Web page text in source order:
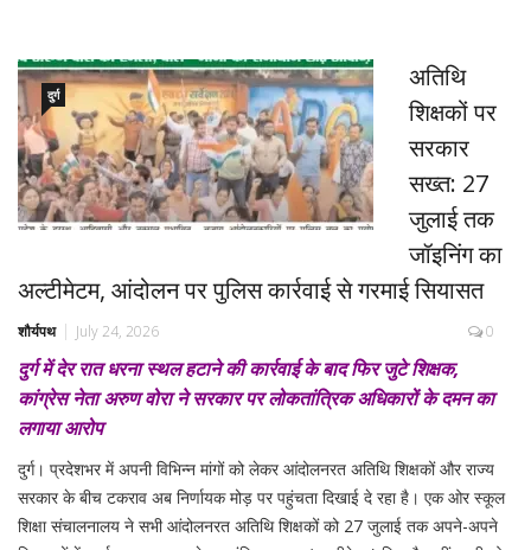
दुर्ग
अतिथि
शिक्षकों पर
सरकार
सख्त: 27
जुलाई तक
जॉइनिंग का
अल्टीमेटम, आंदोलन पर पुलिस कार्रवाई से गरमाई सियासत
शौर्यपथ July 24, 2026 0
दुर्ग में देर रात धरना स्थल हटाने की कार्रवाई के बाद फिर जुटे शिक्षक,
कांग्रेस नेता अरुण वोरा ने सरकार पर लोकतांत्रिक अधिकारों के दमन का
लगाया आरोप
दुर्ग। प्रदेशभर में अपनी विभिन्न मांगों को लेकर आंदोलनरत अतिथि शिक्षकों और राज्य
सरकार के बीच टकराव अब निर्णायक मोड़ पर पहुंचता दिखाई दे रहा है। एक ओर स्कूल
शिक्षा संचालनालय ने सभी आंदोलनरत अतिथि शिक्षकों को 27 जुलाई तक अपने-अपने